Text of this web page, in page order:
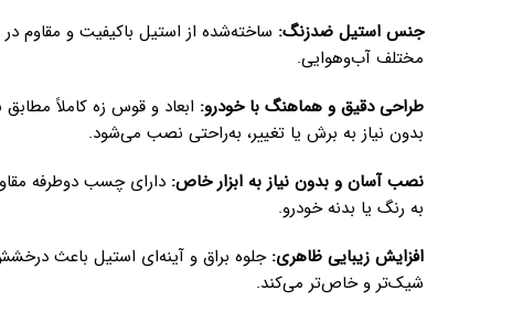
جنس استیل ضدزنگ: ساخته‌شده از استیل باکیفیت و مقاوم
مختلف آب‌وهوایی.
طراحی دقیق و هماهنگ با خودرو: ابعاد و قوس زه کاملاً
بدون نیاز به برش یا تغییر، به‌راحتی نصب می‌شود.
نصب آسان و بدون نیاز به ابزار خاص:
به رنگ یا بدنه خودرو.
افزایش زیبایی ظاهری: جلوه براق و آینه‌ای استیل باعث
شیک‌تر و خاص‌تر می‌کند.